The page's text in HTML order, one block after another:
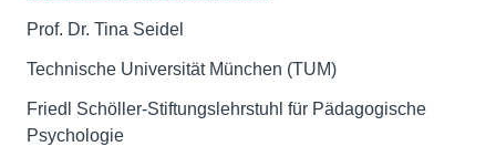
Prof. Dr. Tina Seidel
Technische Universität München (TUM)
Friedl Schöller-Stiftungslehrstuhl für Pädagogische
Psychologie